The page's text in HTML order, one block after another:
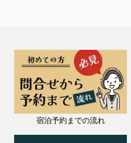
宿泊予約までの流れ